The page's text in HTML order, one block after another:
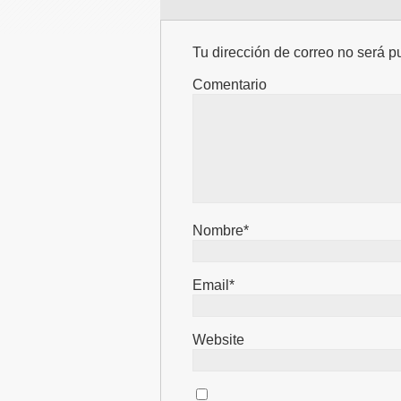
Tu dirección de correo no será
Comentario
Nombre*
Email*
Website